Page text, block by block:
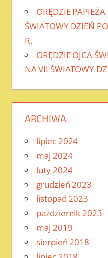
ORĘDZIE
ŚWIATOWY DZIEŃ
R.
ORĘDZIE OJCA
NA VII ŚWIATOWY
ARCHIWA
lipiec 2024
maj 2024
luty 2024
grudzień 2023
listopad 2023
październik 2023
maj 2019
sierpień 2018